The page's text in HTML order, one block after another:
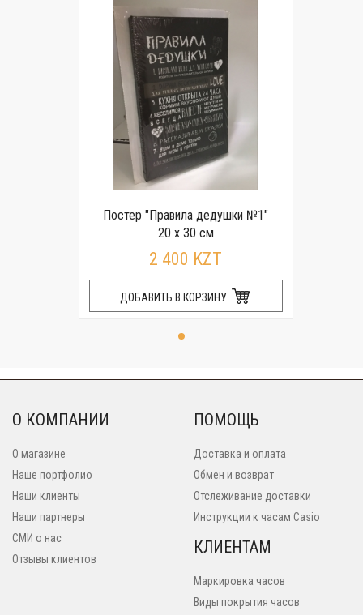
Постер "Правила дедушки №1"
20 x 30 см
2 400 KZT
ДОБАВИТЬ В КОРЗИНУ
О КОМПАНИИ
О магазине
Наше портфолио
Наши клиенты
Наши партнеры
СМИ о нас
Отзывы клиентов
ПОМОЩЬ
Доставка и оплата
Обмен и возврат
Отслеживание доставки
Инструкции к часам Casio
КЛИЕНТАМ
Маркировка часов
Виды покрытия часов